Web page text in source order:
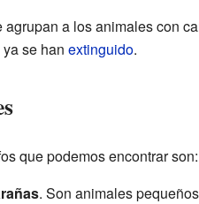
agrupan a los animales con
se han extinguido.
que podemos encontrar son:
. Son animales